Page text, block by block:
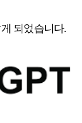
되었습니다.